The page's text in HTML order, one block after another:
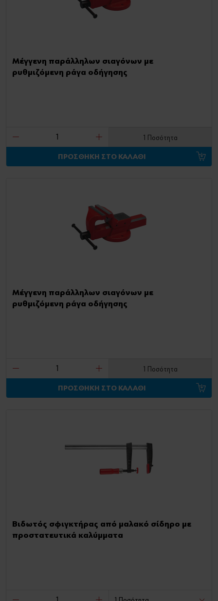
Μέγγενη παράλληλων σιαγόνων με
ρυθμιζόμενη ράγα οδήγησης
1 Ποσότητα
ΠΡΟΣΘΗΚΗ ΣΤΟ ΚΑΛΑΘΙ
Μέγγενη παράλληλων σιαγόνων με
ρυθμιζόμενη ράγα οδήγησης
1 Ποσότητα
ΠΡΟΣΘΗΚΗ ΣΤΟ ΚΑΛΑΘΙ
Βιδωτός σφιγκτήρας από μαλακό σίδηρο με
προστατευτικά καλύμματα